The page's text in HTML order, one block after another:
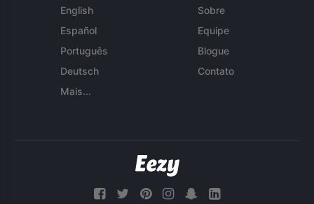
English
Español
Português
Deutsch
Mais...
Sobre
Equipe
Blogue
Contato